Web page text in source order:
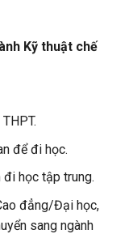
Kỹ thuật chế
để đi học.
đi học tập trung.
đẳng/Đại học,
sang ngành